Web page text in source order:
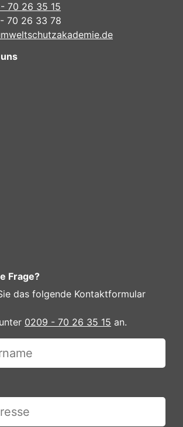
70 26 35 15
70 26 33 78
Frage?
das folgende Kontaktformular
0209 - 70 26 35 15 an.